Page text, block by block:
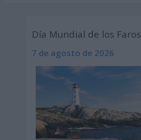
Día Mundial de los Faros
7 de agosto de 2026